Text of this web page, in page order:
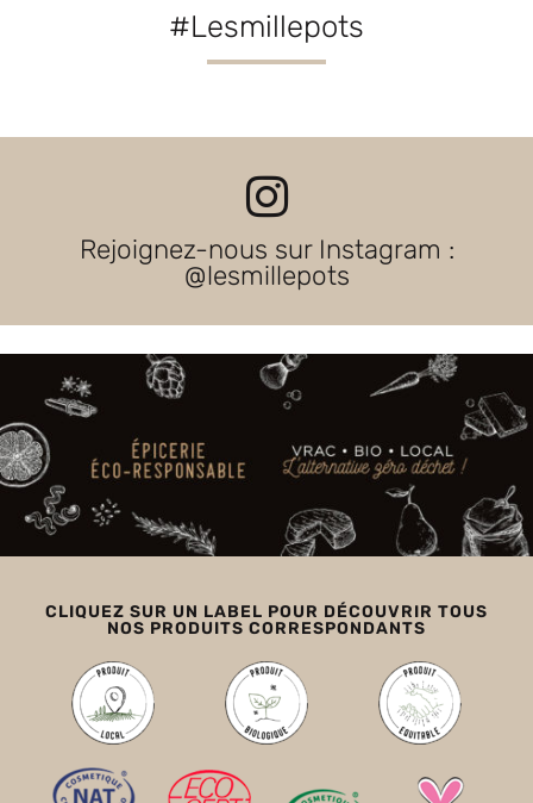
#Lesmillepots
Rejoignez-nous sur Instagram :
@lesmillepots
CLIQUEZ SUR UN LABEL POUR DÉCOUVRIR TOUS
NOS PRODUITS CORRESPONDANTS